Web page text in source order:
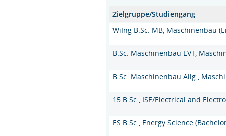
Zielgruppe/Studiengang
WiIng B.Sc. MB, Maschinenbau
B.Sc. Maschinenbau EVT,
B.Sc. Maschinenbau Allg.,
15 B.Sc., ISE/Electrical and
ES B.Sc., Energy Science